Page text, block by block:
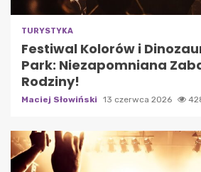
TURYSTYKA
Festiwal Kolorów i
Park: Niezapomniana
Rodziny!
Maciej Słowiński 13 czerwca 2026